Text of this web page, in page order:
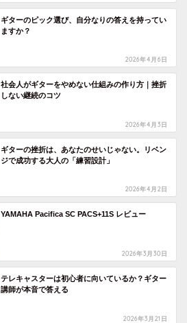
ギターのピック選び、自分なりの答えを持ってい
ますか？
2026年4月6日
社会人がギターをやめない仕組みの作り方｜挫折
しない継続のコツ
2026年4月3日
ギターの挫折は、あなたのせいじゃない。リベン
ジで成功する大人の「練習設計」
2026年4月2日
YAMAHA Pacifica SC PACS+11S レビュー
2026年3月30日
テレキャスターは初心者に向いているか？ギター
講師が本音で答える
2026年3月21日